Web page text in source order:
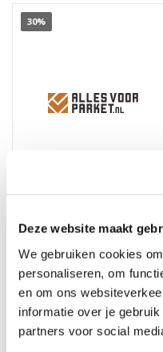
Deze website maakt
We gebruiken cookies
personaliseren, om
en om ons
informatie over je
partners voor social
30%
Moeller Stone Care PVC
reiniger - HMK Z97100 -
uitlopend
Op voorraad, direct
verzonden
Merk: Moeller Stone Care
10,95 7,66